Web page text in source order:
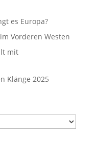
es Europa?
Vorderen Westen
mit
Klänge 2025